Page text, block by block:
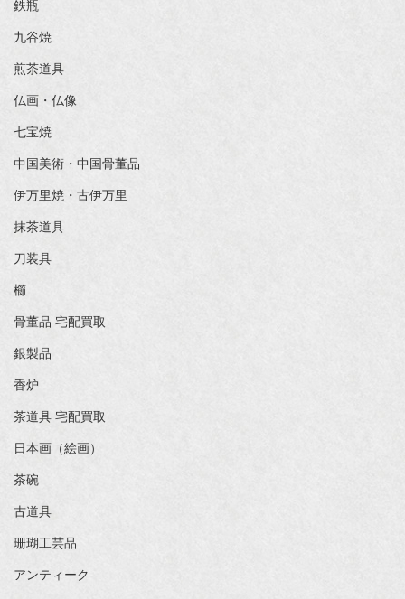
鉄瓶
九谷焼
煎茶道具
仏画・仏像
七宝焼
中国美術・中国骨董品
伊万里焼・古伊万里
抹茶道具
刀装具
櫛
骨董品 宅配買取
銀製品
香炉
茶道具 宅配買取
日本画（絵画）
茶碗
古道具
珊瑚工芸品
アンティーク